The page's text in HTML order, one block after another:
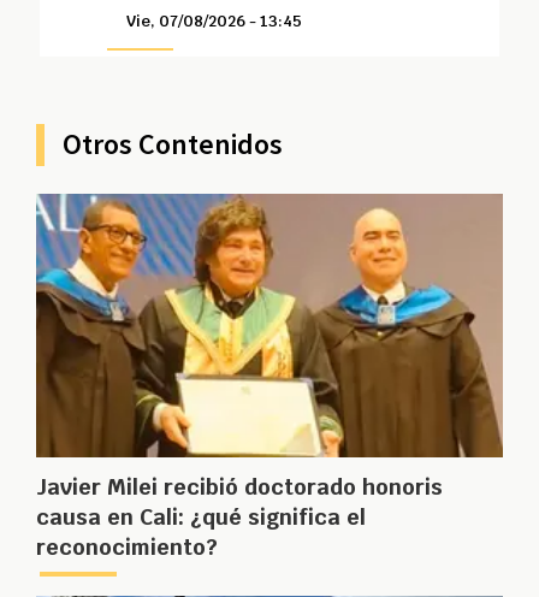
Vie, 07/08/2026 - 13:45
Otros Contenidos
Javier Milei recibió doctorado honoris
causa en Cali: ¿qué significa el
reconocimiento?